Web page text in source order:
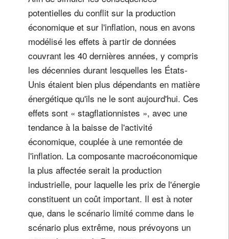
potentielles du conflit sur la production
économique et sur l'inflation, nous en avons
modélisé les effets à partir de données
couvrant les 40 dernières années, y compris
les décennies durant lesquelles les États-
Unis étaient bien plus dépendants en matière
énergétique qu'ils ne le sont aujourd'hui. Ces
effets sont « stagflationnistes », avec une
tendance à la baisse de l'activité
économique, couplée à une remontée de
l'inflation. La composante macroéconomique
la plus affectée serait la production
industrielle, pour laquelle les prix de l'énergie
constituent un coût important. Il est à noter
que, dans le scénario limité comme dans le
scénario plus extrême, nous prévoyons un